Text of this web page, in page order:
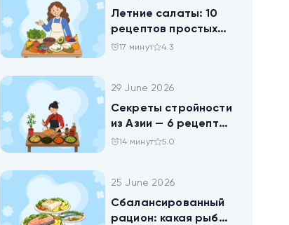
Летние салаты: 10
рецептов простых
блюд для будней и
17 минут 4.3
29 June 2026
Секреты стройности
из Азии — 6 рецептов
китайских салатов
14 минут 5.0
25 June 2026
Сбалансированный
рацион: какая рыба